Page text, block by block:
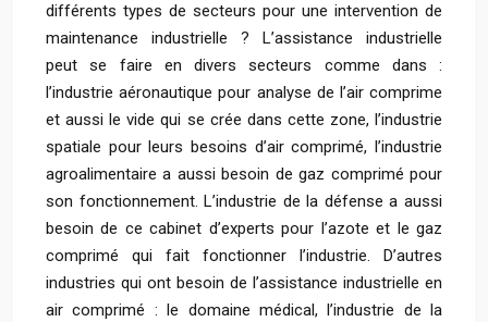
différents types de secteurs pour une intervention de
maintenance industrielle ? L’assistance industrielle
peut se faire en divers secteurs comme dans :
l’industrie aéronautique pour analyse de l’air comprime
et aussi le vide qui se crée dans cette zone, l’industrie
spatiale pour leurs besoins d’air comprimé, l’industrie
agroalimentaire a aussi besoin de gaz comprimé pour
son fonctionnement. L’industrie de la défense a aussi
besoin de ce cabinet d’experts pour l’azote et le gaz
comprimé qui fait fonctionner l’industrie. D’autres
industries qui ont besoin de l’assistance industrielle en
air comprimé : le domaine médical, l’industrie de la